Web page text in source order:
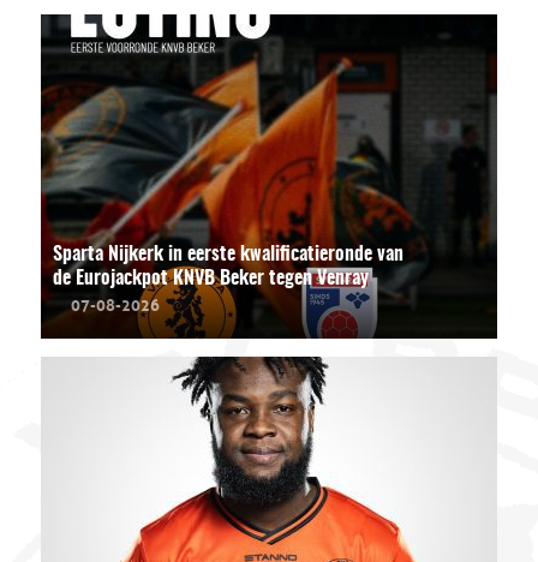
Sparta Nijkerk in eerste kwalificatieronde van
de Eurojackpot KNVB Beker tegen Venray
07-08-2026